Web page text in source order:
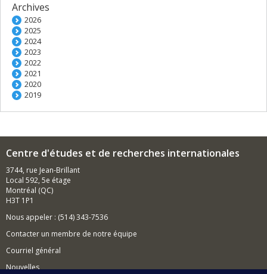
Archives
2026
2025
2024
2023
2022
2021
2020
2019
Centre d'études et de recherches internationales
3744, rue Jean-Brillant
Local 592, 5e étage
Montréal (QC)
H3T 1P1
Nous appeler : (514) 343-7536
Contacter un membre de notre équipe
Courriel général
Nouvelles